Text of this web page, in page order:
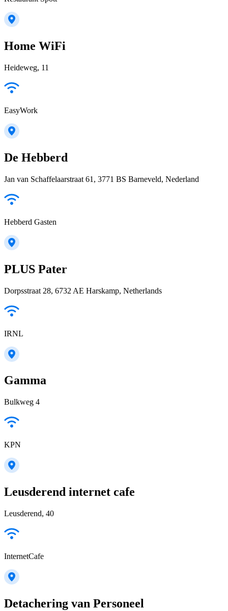
Home WiFi
Heideweg, 11
EasyWork
De Hebberd
Jan van Schaffelaarstraat 61, 3771 BS Barneveld, Nederland
Hebberd Gasten
PLUS Pater
Dorpsstraat 28, 6732 AE Harskamp, Netherlands
IRNL
Gamma
Bulkweg 4
KPN
Leusderend internet cafe
Leusderend, 40
InternetCafe
Detachering van Personeel